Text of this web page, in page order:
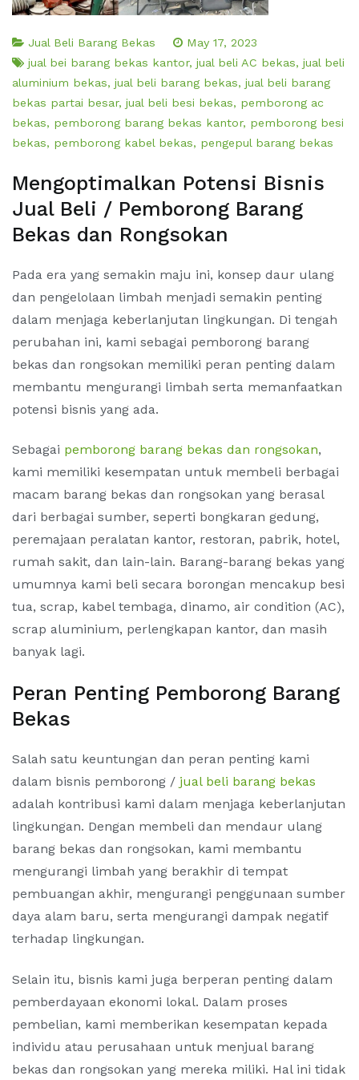
Jual Beli Barang Bekas
May 17, 2023
jual bei barang bekas kantor, jual beli AC bekas, jual beli
aluminium bekas, jual beli barang bekas, jual beli barang
bekas partai besar, jual beli besi bekas, pemborong ac
bekas, pemborong barang bekas kantor, pemborong besi
bekas, pemborong kabel bekas, pengepul barang bekas
Mengoptimalkan Potensi Bisnis
Jual Beli / Pemborong Barang
Bekas dan Rongsokan
Pada era yang semakin maju ini, konsep daur ulang
dan pengelolaan limbah menjadi semakin penting
dalam menjaga keberlanjutan lingkungan. Di tengah
perubahan ini, kami sebagai pemborong barang
bekas dan rongsokan memiliki peran penting dalam
membantu mengurangi limbah serta memanfaatkan
potensi bisnis yang ada.
Sebagai pemborong barang bekas dan rongsokan,
kami memiliki kesempatan untuk membeli berbagai
macam barang bekas dan rongsokan yang berasal
dari berbagai sumber, seperti bongkaran gedung,
peremajaan peralatan kantor, restoran, pabrik, hotel,
rumah sakit, dan lain-lain. Barang-barang bekas yang
umumnya kami beli secara borongan mencakup besi
tua, scrap, kabel tembaga, dinamo, air condition (AC),
scrap aluminium, perlengkapan kantor, dan masih
banyak lagi.
Peran Penting Pemborong Barang
Bekas
Salah satu keuntungan dan peran penting kami
dalam bisnis pemborong / jual beli barang bekas
adalah kontribusi kami dalam menjaga keberlanjutan
lingkungan. Dengan membeli dan mendaur ulang
barang bekas dan rongsokan, kami membantu
mengurangi limbah yang berakhir di tempat
pembuangan akhir, mengurangi penggunaan sumber
daya alam baru, serta mengurangi dampak negatif
terhadap lingkungan.
Selain itu, bisnis kami juga berperan penting dalam
pemberdayaan ekonomi lokal. Dalam proses
pembelian, kami memberikan kesempatan kepada
individu atau perusahaan untuk menjual barang
bekas dan rongsokan yang mereka miliki. Hal ini tidak